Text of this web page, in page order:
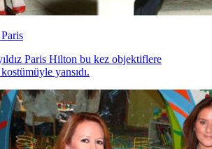
Paris Hilton bu kez objektiflere
yansıdı.